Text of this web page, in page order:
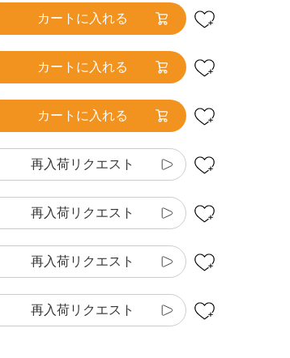
カートに入れる
カートに入れる
カートに入れる
再入荷リクエスト
再入荷リクエスト
再入荷リクエスト
再入荷リクエスト